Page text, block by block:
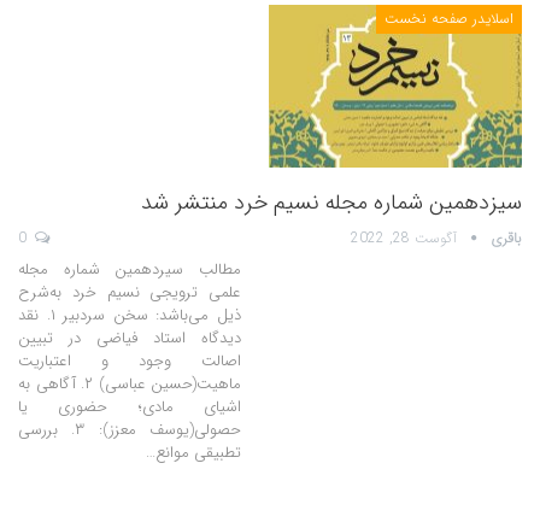
اسلایدر صفحه نخست
سیزدهمین شماره مجله نسیم خرد منتشر شد
باقری آگوست 28, 2022
مطالب سیردهمین شماره مجله
علمی ترویجی نسیم خرد به‌شرح
ذیل می‌باشد: سخن سردبیر ۱. نقد
دیدگاه استاد فیاضی در تبیین
اصالت وجود و اعتباریت
ماهیت(حسین عباسی) ۲. آگاهی به
اشیای مادی؛ حضوری یا
حصولی(یوسف معزز): ۳. بررسی
تطبیقی موانع…